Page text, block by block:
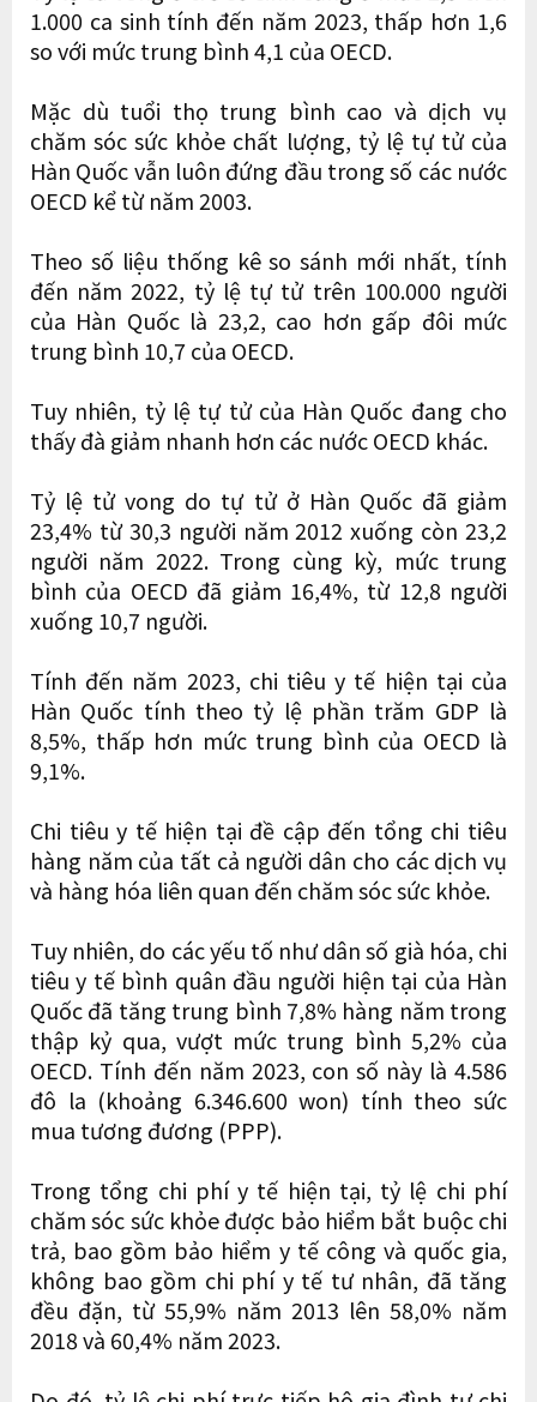
1.000 ca sinh tính đến năm 2023, thấp hơn 1,6
so với mức trung bình 4,1 của OECD.
Mặc dù tuổi thọ trung bình cao và dịch vụ
chăm sóc sức khỏe chất lượng, tỷ lệ tự tử của
Hàn Quốc vẫn luôn đứng đầu trong số các nước
OECD kể từ năm 2003.
Theo số liệu thống kê so sánh mới nhất, tính
đến năm 2022, tỷ lệ tự tử trên 100.000 người
của Hàn Quốc là 23,2, cao hơn gấp đôi mức
trung bình 10,7 của OECD.
Tuy nhiên, tỷ lệ tự tử của Hàn Quốc đang cho
thấy đà giảm nhanh hơn các nước OECD khác.
Tỷ lệ tử vong do tự tử ở Hàn Quốc đã giảm
23,4% từ 30,3 người năm 2012 xuống còn 23,2
người năm 2022. Trong cùng kỳ, mức trung
bình của OECD đã giảm 16,4%, từ 12,8 người
xuống 10,7 người.
Tính đến năm 2023, chi tiêu y tế hiện tại của
Hàn Quốc tính theo tỷ lệ phần trăm GDP là
8,5%, thấp hơn mức trung bình của OECD là
9,1%.
Chi tiêu y tế hiện tại đề cập đến tổng chi tiêu
hàng năm của tất cả người dân cho các dịch vụ
và hàng hóa liên quan đến chăm sóc sức khỏe.
Tuy nhiên, do các yếu tố như dân số già hóa, chi
tiêu y tế bình quân đầu người hiện tại của Hàn
Quốc đã tăng trung bình 7,8% hàng năm trong
thập kỷ qua, vượt mức trung bình 5,2% của
OECD. Tính đến năm 2023, con số này là 4.586
đô la (khoảng 6.346.600 won) tính theo sức
mua tương đương (PPP).
Trong tổng chi phí y tế hiện tại, tỷ lệ chi phí
chăm sóc sức khỏe được bảo hiểm bắt buộc chi
trả, bao gồm bảo hiểm y tế công và quốc gia,
không bao gồm chi phí y tế tư nhân, đã tăng
đều đặn, từ 55,9% năm 2013 lên 58,0% năm
2018 và 60,4% năm 2023.